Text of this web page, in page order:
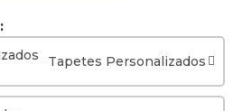
Tapetes Personalizados